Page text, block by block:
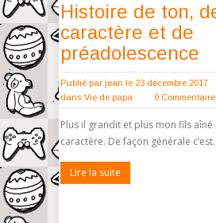
Histoire de ton,
caractère et de
préadolescence
Publié par jean le 23 décembre 2017
dans Vie de papa 0 Commentaire
Plus il grandit et plus mon fils
caractère. De façon générale c’est..
Lire la suite